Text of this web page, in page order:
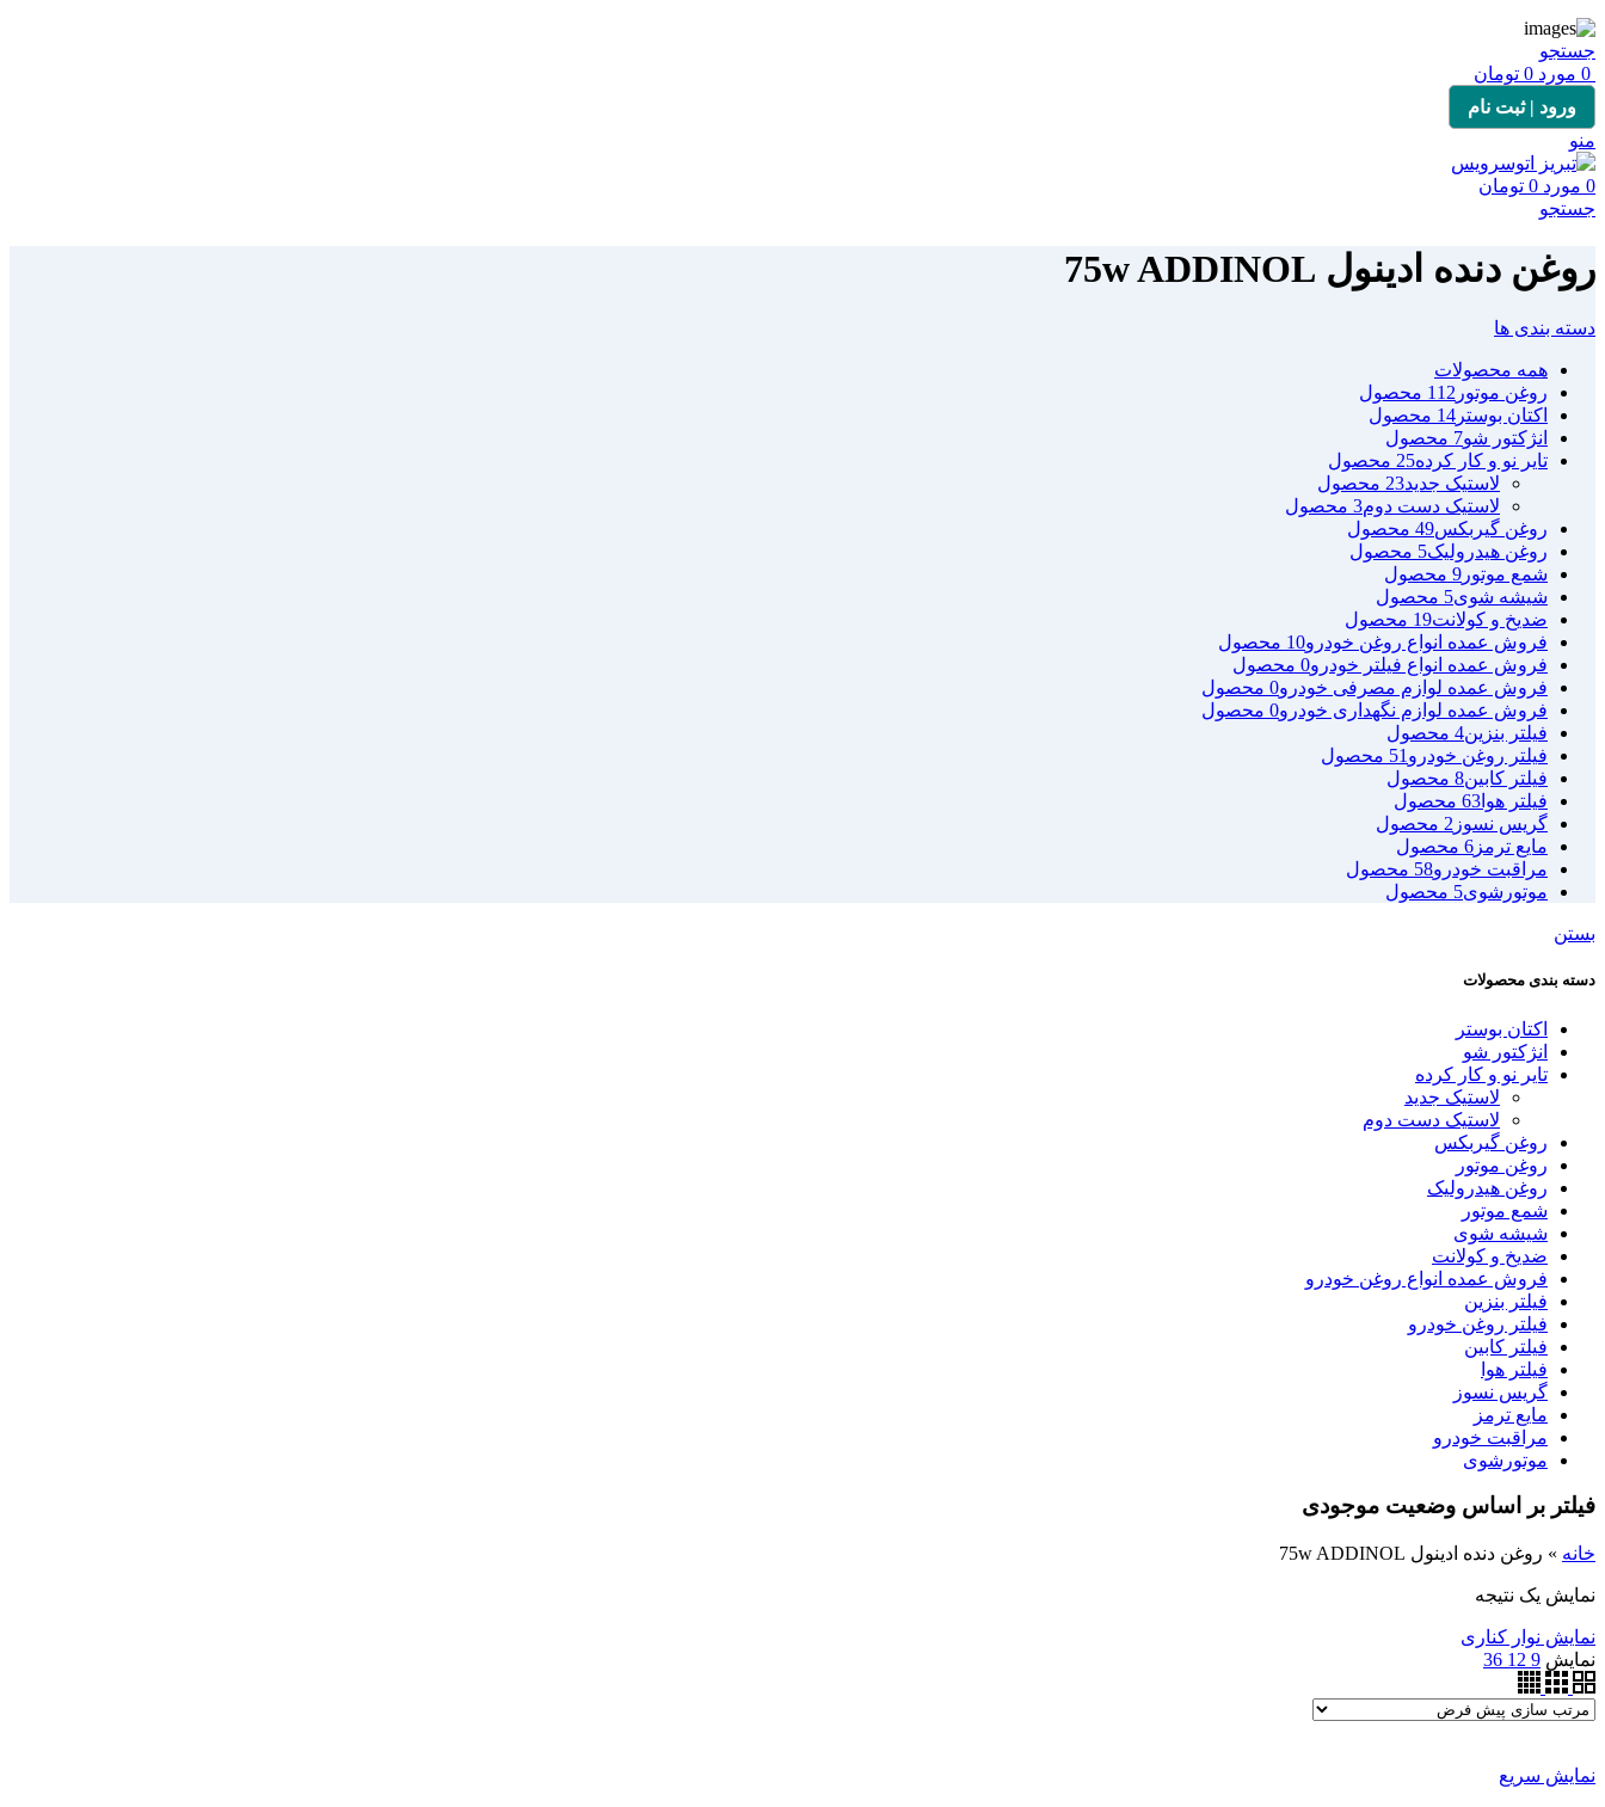
جستجو
0 مورد 0 تومان
ورود | ثبت نام
منو
0 مورد 0 تومان
جستجو
روغن دنده ادینول 75w ADDINOL
دسته بندی ها
همه محصولات
روغن موتور 112 محصول
اکتان بوستر 14 محصول
انژکتور شو7 محصول
تایر نو و کار کرده25 محصول
لاستیک جدید23 محصول
لاستیک دست دوم3 محصول
روغن گیربکس49 محصول
روغن هیدرولیک5 محصول
شمع موتور 9 محصول
شیشه شوی5 محصول
ضدیخ و کولانت19 محصول
فروش عمده انواع روغن خودرو10 محصول
فروش عمده انواع فیلتر خودرو0 محصول
فروش عمده لوازم مصرفی خودرو0 محصول
فروش عمده لوازم نگهداری خودرو0 محصول
فیلتر بنزین4 محصول
فیلتر روغن خودرو 51 محصول
فیلتر کابین8 محصول
فیلتر هوا 63 محصول
گریس نسوز 2 محصول
مایع ترمز 6 محصول
مراقبت خودرو58 محصول
موتورشوی5 محصول
بستن
دسته بندی محصولات
اکتان بوستر
انژکتور شو
تایر نو و کار کرده
لاستیک جدید
لاستیک دست دوم
روغن گیربکس
روغن موتور
روغن هیدرولیک
شمع موتور
شیشه شوی
ضدیخ و کولانت
فروش عمده انواع روغن خودرو
فیلتر بنزین
فیلتر روغن خودرو
فیلتر کابین
فیلتر هوا
گریس نسوز
مایع ترمز
مراقبت خودرو
موتورشوی
فیلتر بر اساس وضعیت موجودی
خانه » روغن دنده ادینول 75w ADDINOL
نمایش یک نتیجه
نمایش نوار کناری
نمایش 9
12
36
نمایش سریع